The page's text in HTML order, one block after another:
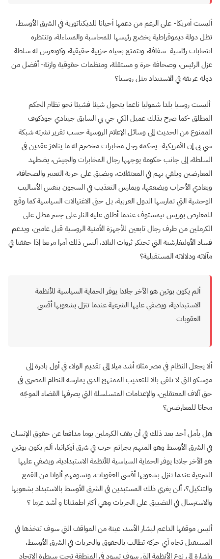
أليست أمريكا- على الرغم من دعمها أحيانا للديكتاتورية في الشرق الأوسط،
تظل دولة ديموقراطية يخضع رئيسها للمحاسبة والمساءلة، وتنتظره
انتخابات رئاسية شفافة، وتتمتع بحياة حزبية حقيقية، وكونغرس له سلطة
عزل الرئيس، وصحافة حرة و مستقلة، ومنظمات حقوقية وازنة- أفضل من
دولة عريقة في الاستبداد مثل روسيا؟
أليست روسيا بلدا شموليا ناعما يتحول شيئا فشيئا نحو نظام الحكم
المطلق -كما صرح بذلك عميل الكي جي بي السابق جينادي جودكوف
الممنوع من الحديث إلى وسائل الإعلام الروسية حسب تقرير نشرته شبكة
سي بي إن الأمريكية- يحكمه رجل مخابرات مخضرم له ما يناهز عقدين في
السلطة، إلى جانب حكومة يوجهها رجال المخابرات والجيش، يضطهد
المعارضين ويلقي بهم في المعتقلات، ويضيق على حرية التعبير والصحافة،
ويعادي الأحزاب ويضعفها، ويمارس التعذيب في السجون بنفس الأساليب
الوحشية التي تمارسها الدول العربية، بل حتى الاغتيالات السياسية كما وقع
للمعارض بوريس نيمستوف عندما أطلق عليه النار على جسر مطل على
الكرملين من طرف رجال تابعين للأجهزة الأمنية الروسية قبل عامين، ويدعم
فساد الأوليغارشية التي تحتكر ثروات البلاد، أليس ذلك أمرا مريعا إذا حققنا في
مآلاته ودلالاته المستقبلية؟
ألم يكون بوتين هو الآخر جلادا يوفر الحماية السياسية للأنظمة
الاستبدادية، ويضفي عليها الشرعية عندما تنزل بشعوبها أقسى
العقوبات
ألا يجعل النظام في مصر مثلا؛ أشد ميلا إلى تقديم الولاء في أول بادرة إلى
موسكو التي لا تلقي بالا للتعذيب الممنهج الذي يمارسه النظام المصري في
حق آلاف المعتقلين، والإعدامات المتسلسلة التي يصرفها القضاء الموجّه
مجانا للمعارضين؟
هل يأمل أحد بعد ذلك في أن يقف الكرملين يوما مدافعا عن حقوق الإنسان
في الشرق الأوسط وهو المتهم بجرائم حرب في شرق أوكرانيا، ألم يكون بوتين
هو الآخر جلادا يوفر الحماية السياسية للأنظمة الاستبدادية، ويضفي عليها
الشرعية عندما تنزل بشعوبها أقسى العقوبات، وتسومهم ألوانا من القمع
والتنكيل؟، ألن يغري ذلك المستبدين في الشرق الأوسط بالاستبداد بشعوبها
والاسترسال في التضييق على الحريات وهي أكثر اطمئنانا و أشد عزما ؟
أليس موقفها الداعم لبشار الأسد، عينة من المواقف التي سوف تتخذها في
المستقبل تجاه أي حركة تطالب بالحقوق والحريات في الشرق الأوسط،
وإشارة إلى نوع الأنظمة التي سوف تسود في المنطقة تحت سيطرة الاتحاد